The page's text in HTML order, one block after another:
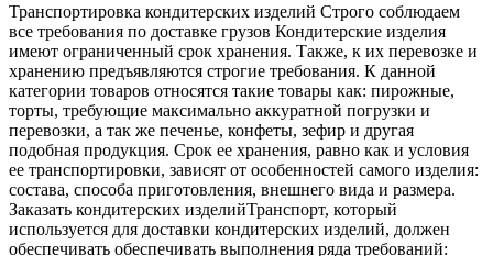
Транспортировка кондитерских изделий Строго соблюдаем
все требования по доставке грузов Кондитерские изделия
имеют ограниченный срок хранения. Также, к их перевозке и
хранению предъявляются строгие требования. К данной
категории товаров относятся такие товары как: пирожные,
торты, требующие максимально аккуратной погрузки и
перевозки, а так же печенье, конфеты, зефир и другая
подобная продукция. Срок ее хранения, равно как и условия
ее транспортировки, зависят от особенностей самого изделия:
состава, способа приготовления, внешнего вида и размера.
Заказать кондитерских изделийТранспорт, который
используется для доставки кондитерских изделий, должен
обеспечивать обеспечивать выполнения ряда требований: